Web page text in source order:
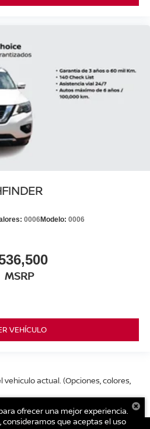
0006Modelo: 0006
MSRP
VEHÍCULO
actual. (Opciones, colores,
ofrecer una mejor experiencia.
que aceptas el uso